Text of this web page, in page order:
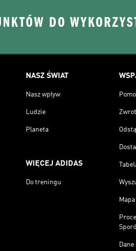
DO
NASZ ŚWIAT
Nasz wpływ
Ludzie
Planeta
WIĘCEJ ADIDAS
Do treningu